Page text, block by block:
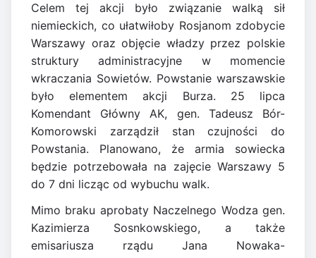
Celem tej akcji było związanie walką sił
niemieckich, co ułatwiłoby Rosjanom zdobycie
Warszawy oraz objęcie władzy przez polskie
struktury administracyjne w momencie
wkraczania Sowietów. Powstanie warszawskie
było elementem akcji Burza. 25 lipca
Komendant Główny AK, gen. Tadeusz Bór-
Komorowski zarządził stan czujności do
Powstania. Planowano, że armia sowiecka
będzie potrzebowała na zajęcie Warszawy 5
do 7 dni licząc od wybuchu walk.
Mimo braku aprobaty Naczelnego Wodza gen.
Kazimierza Sosnkowskiego, a także
emisariusza rządu Jana Nowaka-